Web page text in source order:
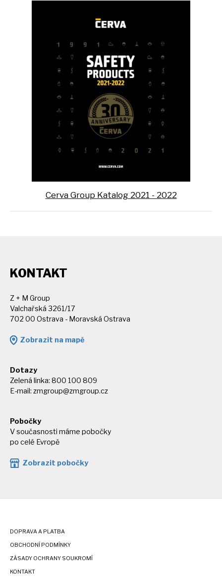
Cerva Group Katalog 2021 - 2022
KONTAKT
Z + M Group
Valchařská 3261/17
702 00 Ostrava - Moravská Ostrava
Zobrazit na mapě
Dotazy
Zelená linka: 800 100 809
E-mail: zmgroup@zmgroup.cz
Pobočky
V současnosti máme pobočky
po celé Evropě
Zobrazit pobočky
DOPRAVA A PLATBA
OBCHODNÍ PODMÍNKY
ZÁSADY OCHRANY SOUKROMÍ
KONTAKT